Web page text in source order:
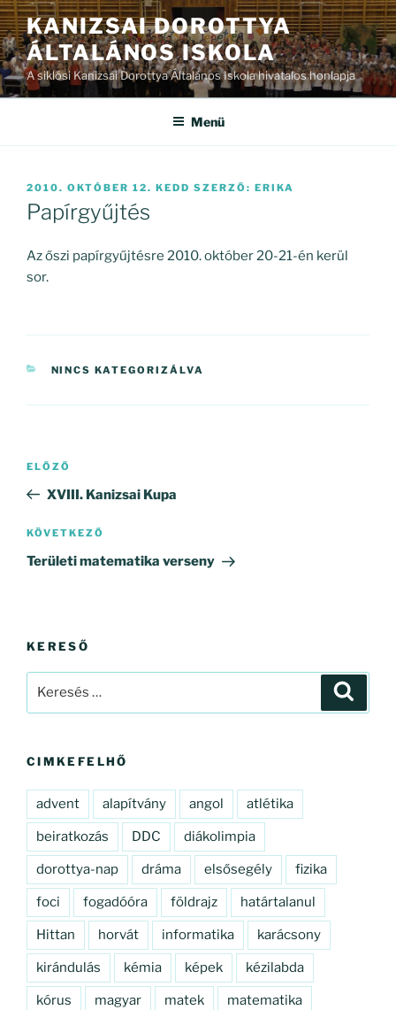
Tartalomhoz
KANIZSAI DOROTTYA
ÁLTALÁNOS ISKOLA
A siklósi Kanizsai Dorottya Általános Iskola hivatalos honlapja
Menü
BEKÜLDVE:
2010. OKTÓBER 12. KEDD SZERZŐ: ERIKA
Papírgyűjtés
Az őszi papírgyűjtésre 2010. október 20-21-én kerül
sor.
KATEGÓRIÁK
NINCS KATEGORIZÁLVA
Bejegyzés
Korábbi
bejegyzés
ELŐZŐ
XVIII. Kanizsai Kupa
Következő
bejegyzés
KÖVETKEZŐ
Területi matematika verseny
KERESŐ
CIMKEFELHŐ
advent alapítvány angol atlétika
beiratkozás DDC diákolimpia
dorottya-nap dráma elsősegély fizika
foci fogadóóra földrajz határtalanul
Hittan horvát informatika karácsony
kirándulás kémia képek kézilabda
kórus magyar matek matematika